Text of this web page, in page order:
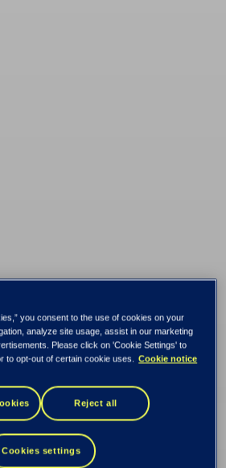
innleder
solid
etter
you consent to the use of cookies on your
analyze site usage, assist in our marketing
Please click on 'Cookie Settings' to
to opt-out of certain cookie uses. Cookie notice
Reject all
Cookies settings